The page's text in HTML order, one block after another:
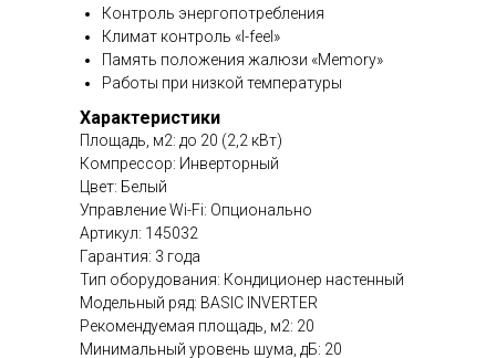
Контроль энергопотребления
Климат контроль «I-feel»
Память положения жалюзи «Memory»
Работы при низкой температуры
Характеристики
Площадь, м2: до 20 (2,2 кВт)
Компрессор: Инверторный
Цвет: Белый
Управление Wi-Fi: Опционально
Артикул: 145032
Гарантия: 3 года
Тип оборудования: Кондиционер настенный
Модельный ряд: BASIC INVERTER
Рекомендуемая площадь, м2: 20
Минимальный уровень шума, дБ: 20